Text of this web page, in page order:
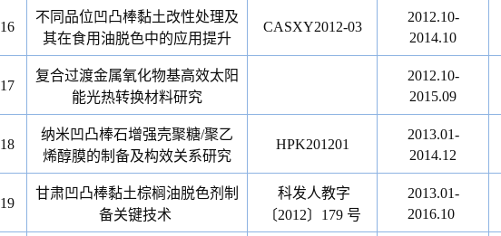
16
不同品位凹凸棒黏土改性处理及
其在食用油脱色中的应用提升
CASXY2012-03
2012.10-
2014.10
17
复合过渡金属氧化物基高效太阳
能光热转换材料研究
2012.10-
2015.09
18
纳米凹凸棒石增强壳聚糖/聚乙
烯醇膜的制备及构效关系研究
HPK201201
2013.01-
2014.12
19
甘肃凹凸棒黏土棕榈油脱色剂制
备关键技术
科发人教字
〔2012〕 179 号
2013.01-
2016.10